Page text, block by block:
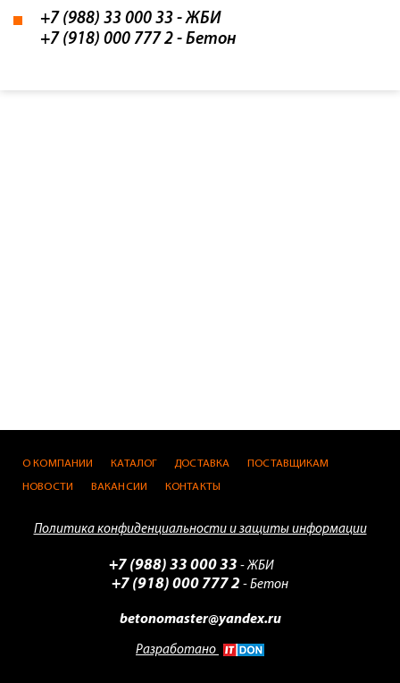
+7 (988) 33 000 33 - ЖБИ
+7 (918) 000 777 2 - Бетон
О КОМПАНИИ КАТАЛОГ ДОСТАВКА
ПОСТАВЩИКАМ
НОВОСТИ
ВАКАНСИИ КОНТАКТЫ
Политика конфиденциальности и защиты информации
+7 (988) 33 000 33 - ЖБИ
+7 (918) 000 777 2 - Бетон
betonomaster@yandex.ru
Разработано